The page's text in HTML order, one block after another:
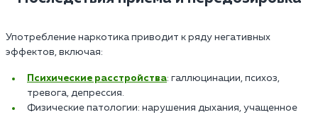
Употребление наркотика приводит к ряду негативных
эффектов, включая:
Психические расстройства: галлюцинации, психоз,
тревога, депрессия.
Физические патологии: нарушения дыхания, учащенное